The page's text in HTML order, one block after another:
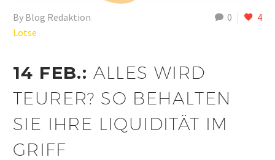
0 4
By Blog Redaktion
Lotse
14 FEB.: ALLES WIRD
TEURER? SO BEHALTEN
SIE IHRE LIQUIDITÄT IM
GRIFF